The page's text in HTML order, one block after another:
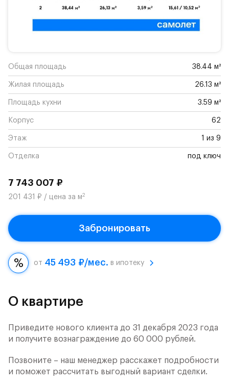
Общая площадь 38.44 м²
Жилая площадь 26.13 м²
Площадь кухни 3.59 м²
Корпус 62
Этаж 1 из 9
Отделка под ключ
7 743 007 ₽
201 431 ₽ / цена за м2
Забронировать
от 45 493 ₽/мес. в ипотеку
О квартире
Приведите нового клиента до 31 декабря 2023 года
и получите вознаграждение до 60 000 рублей.
Позвоните – наш менеджер расскажет подробности
и поможет рассчитать выгодный вариант сделки.